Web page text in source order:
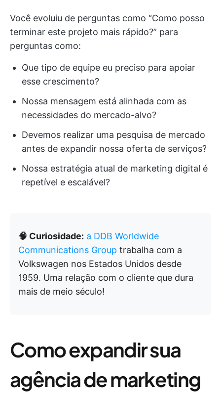
Você evoluiu de perguntas como “Como posso
terminar este projeto mais rápido?” para
perguntas como:
Que tipo de equipe eu preciso para apoiar
esse crescimento?
Nossa mensagem está alinhada com as
necessidades do mercado-alvo?
Devemos realizar uma pesquisa de mercado
antes de expandir nossa oferta de serviços?
Nossa estratégia atual de marketing digital é
repetível e escalável?
🧠 Curiosidade: a DDB Worldwide
Communications Group trabalha com a
Volkswagen nos Estados Unidos desde
1959. Uma relação com o cliente que dura
mais de meio século!
Como expandir sua
agência de marketing